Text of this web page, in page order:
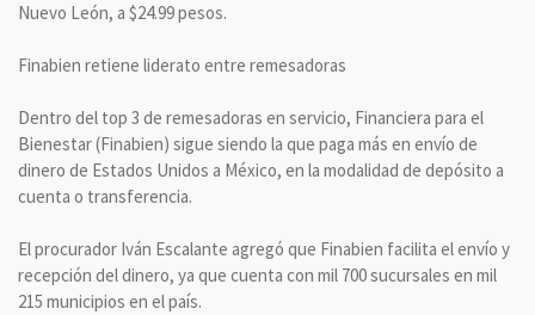
Nuevo León, a $24.99 pesos.
Finabien retiene liderato entre remesadoras
Dentro del top 3 de remesadoras en servicio, Financiera para el
Bienestar (Finabien) sigue siendo la que paga más en envío de
dinero de Estados Unidos a México, en la modalidad de depósito a
cuenta o transferencia.
El procurador Iván Escalante agregó que Finabien facilita el envío y
recepción del dinero, ya que cuenta con mil 700 sucursales en mil
215 municipios en el país.